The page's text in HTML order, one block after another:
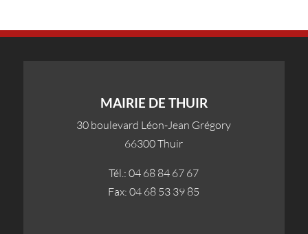
MAIRIE DE THUIR
30 boulevard Léon-Jean Grégory
66300 Thuir
Tél.: 04 68 84 67 67
Fax: 04 68 53 39 85